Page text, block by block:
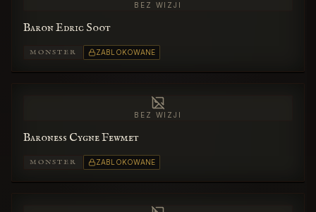
BEZ WIZJI
Baron Edric Soot
MONSTER ZABLOKOWANE
BEZ WIZJI
Baroness Cygne Fewmet
MONSTER ZABLOKOWANE